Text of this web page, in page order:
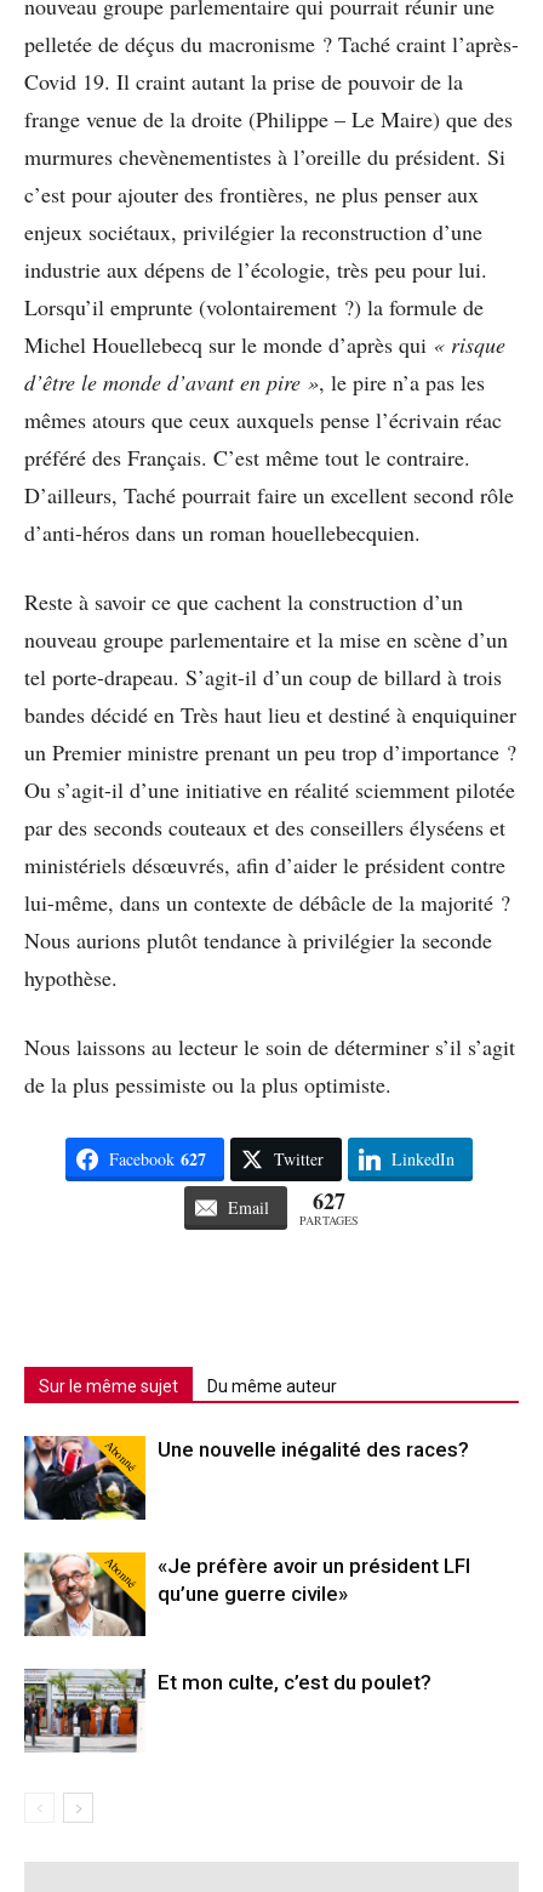
nouveau groupe parlementaire qui pourrait réunir une
pelletée de déçus du macronisme ? Taché craint l’après-
Covid 19. Il craint autant la prise de pouvoir de la
frange venue de la droite (Philippe – Le Maire) que des
murmures chevènementistes à l’oreille du président. Si
c’est pour ajouter des frontières, ne plus penser aux
enjeux sociétaux, privilégier la reconstruction d’une
industrie aux dépens de l’écologie, très peu pour lui.
Lorsqu’il emprunte (volontairement ?) la formule de
Michel Houellebecq sur le monde d’après qui « risque
d’être le monde d’avant en pire », le pire n’a pas les
mêmes atours que ceux auxquels pense l’écrivain réac
préféré des Français. C’est même tout le contraire.
D’ailleurs, Taché pourrait faire un excellent second rôle
d’anti-héros dans un roman houellebecquien.
Reste à savoir ce que cachent la construction d’un
nouveau groupe parlementaire et la mise en scène d’un
tel porte-drapeau. S’agit-il d’un coup de billard à trois
bandes décidé en Très haut lieu et destiné à enquiquiner
un Premier ministre prenant un peu trop d’importance ?
Ou s’agit-il d’une initiative en réalité sciemment pilotée
par des seconds couteaux et des conseillers élyséens et
ministériels désœuvrés, afin d’aider le président contre
lui-même, dans un contexte de débâcle de la majorité ?
Nous aurions plutôt tendance à privilégier la seconde
hypothèse.
Nous laissons au lecteur le soin de déterminer s’il s’agit
de la plus pessimiste ou la plus optimiste.
Facebook 627 Twitter LinkedIn
Email 627
PARTAGES
Sur le même sujet Du même auteur
Abonné Une nouvelle inégalité des races?
Abonné
«Je préfère avoir un président LFI
qu’une guerre civile»
Et mon culte, c’est du poulet?